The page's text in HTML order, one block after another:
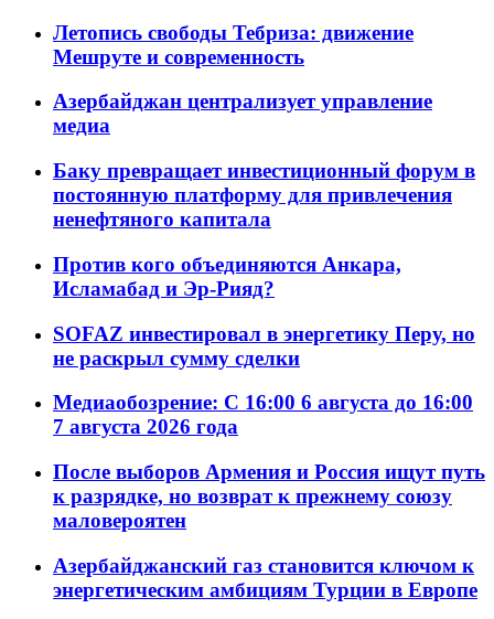
Летопись свободы Тебриза: движение
Мешруте и современность
Азербайджан централизует управление
медиа
Баку превращает инвестиционный форум в
постоянную платформу для привлечения
ненефтяного капитала
Против кого объединяются Анкара,
Исламабад и Эр-Рияд?
SOFAZ инвестировал в энергетику Перу, но
не раскрыл сумму сделки
Медиаобозрение: С 16:00 6 августа до 16:00
7 августа 2026 года
После выборов Армения и Россия ищут путь
к разрядке, но возврат к прежнему союзу
маловероятен
Азербайджанский газ становится ключом к
энергетическим амбициям Турции в Европе